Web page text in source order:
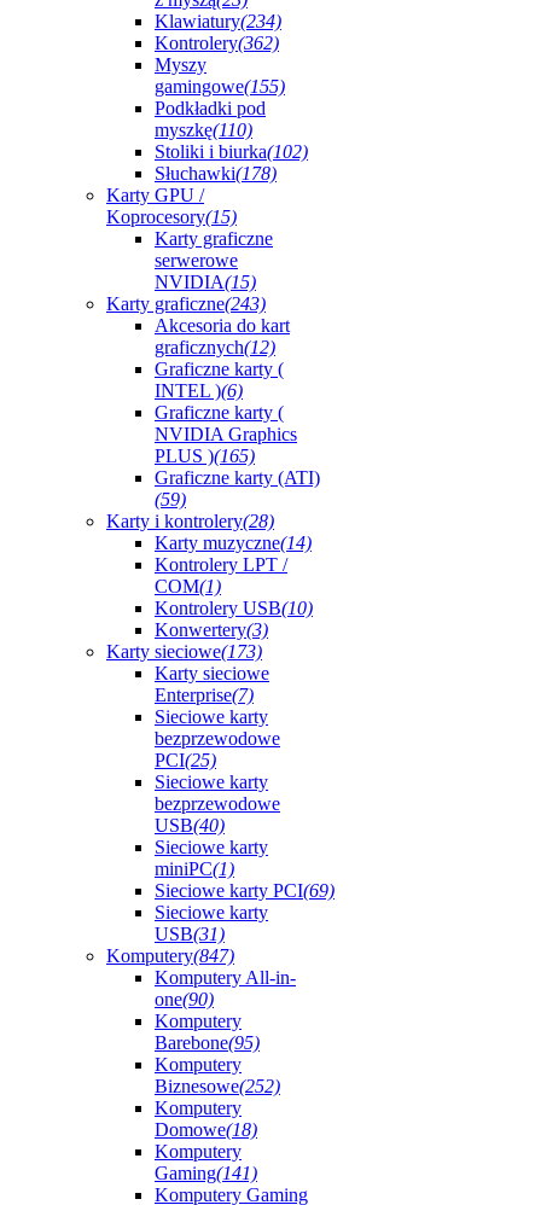
Klawiatury(234)
Kontrolery(362)
Myszy
gamingowe(155)
Podkładki pod
myszkę(110)
Stoliki i biurka(102)
Słuchawki(178)
Karty GPU /
Koprocesory(15)
Karty graficzne
serwerowe
NVIDIA(15)
Karty graficzne(243)
Akcesoria do kart
graficznych(12)
Graficzne karty (
INTEL )(6)
Graficzne karty (
NVIDIA Graphics
PLUS )(165)
Graficzne karty (ATI)
(59)
Karty i kontrolery(28)
Karty muzyczne(14)
Kontrolery LPT /
COM(1)
Kontrolery USB(10)
Konwertery(3)
Karty sieciowe(173)
Karty sieciowe
Enterprise(7)
Sieciowe karty
bezprzewodowe
PCI(25)
Sieciowe karty
bezprzewodowe
USB(40)
Sieciowe karty
miniPC(1)
Sieciowe karty PCI(69)
Sieciowe karty
USB(31)
Komputery(847)
Komputery All-in-
one(90)
Komputery
Barebone(95)
Komputery
Biznesowe(252)
Komputery
Domowe(18)
Komputery
Gaming(141)
Komputery Gaming